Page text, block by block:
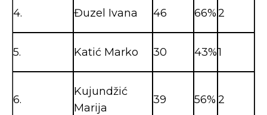
4. Đuzel Ivana 46 66%2
5. Katić Marko 30 43%1
6.
Kujundžić
Marija
39 56% 2